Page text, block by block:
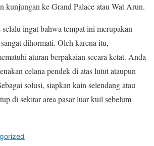
kunjungan ke Grand Palace atau Wat Arun.
ingat bahwa tempat ini merupakan
dihormati. Oleh karena itu,
aturan berpakaian secara ketat. Anda
celana pendek di atas lutut ataupun
solusi, siapkan kain selendang atau
di sekitar area pasar luar kuil sebelum